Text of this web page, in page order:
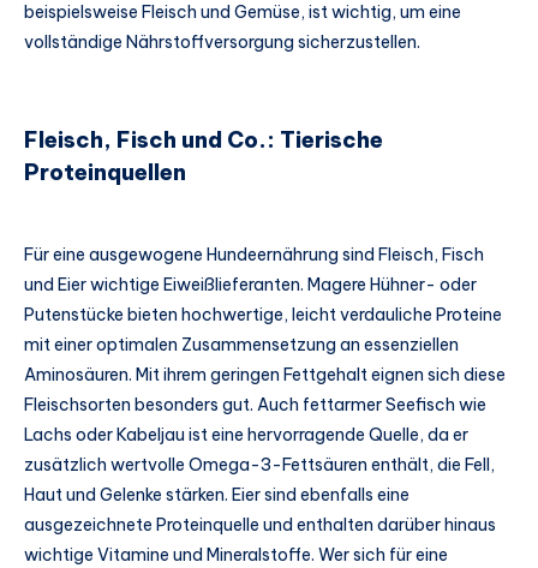
beispielsweise Fleisch und Gemüse, ist wichtig, um eine
vollständige Nährstoffversorgung sicherzustellen.
Fleisch, Fisch und Co.: Tierische
Proteinquellen
Für eine ausgewogene Hundeernährung sind Fleisch, Fisch
und Eier wichtige Eiweißlieferanten. Magere Hühner- oder
Putenstücke bieten hochwertige, leicht verdauliche Proteine
mit einer optimalen Zusammensetzung an essenziellen
Aminosäuren. Mit ihrem geringen Fettgehalt eignen sich diese
Fleischsorten besonders gut. Auch fettarmer Seefisch wie
Lachs oder Kabeljau ist eine hervorragende Quelle, da er
zusätzlich wertvolle Omega-3-Fettsäuren enthält, die Fell,
Haut und Gelenke stärken. Eier sind ebenfalls eine
ausgezeichnete Proteinquelle und enthalten darüber hinaus
wichtige Vitamine und Mineralstoffe. Wer sich für eine